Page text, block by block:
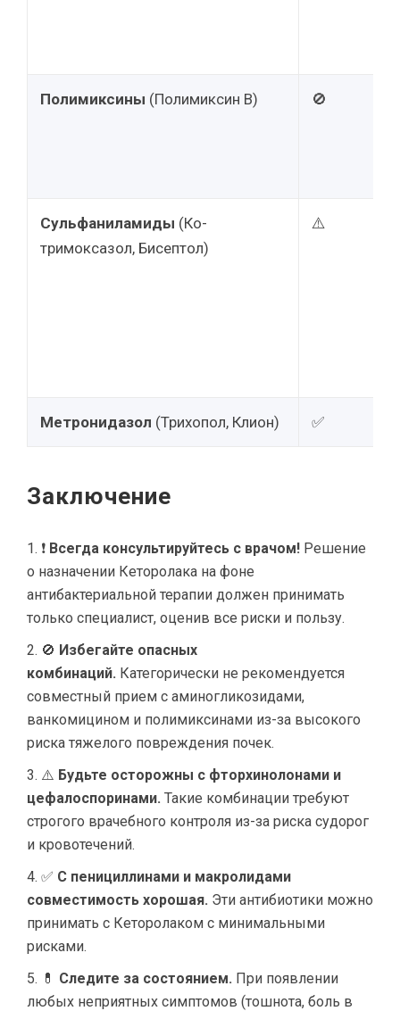
Полимиксины (Полимиксин В) 🚫
Сульфаниламиды (Ко-
тримоксазол, Бисептол)
⚠️
Метронидазол (Трихопол, Клион) ✅
Заключение
❗ Всегда консультируйтесь с врачом! Решение
о назначении Кеторолака на фоне
антибактериальной терапии должен принимать
только специалист, оценив все риски и пользу.
🚫 Избегайте опасных
комбинаций. Категорически не рекомендуется
совместный прием с аминогликозидами,
ванкомицином и полимиксинами из-за высокого
риска тяжелого повреждения почек.
⚠️ Будьте осторожны с фторхинолонами и
цефалоспоринами. Такие комбинации требуют
строгого врачебного контроля из-за риска судорог
и кровотечений.
✅ С пенициллинами и макролидами
совместимость хорошая. Эти антибиотики можно
принимать с Кеторолаком с минимальными
рисками.
💊 Следите за состоянием. При появлении
любых неприятных симптомов (тошнота, боль в